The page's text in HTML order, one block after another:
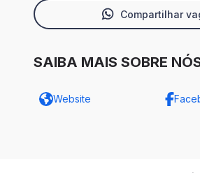
Compartilhar
SAIBA MAIS SOBRE
Website